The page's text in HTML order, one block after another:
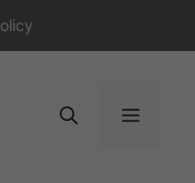
Menu